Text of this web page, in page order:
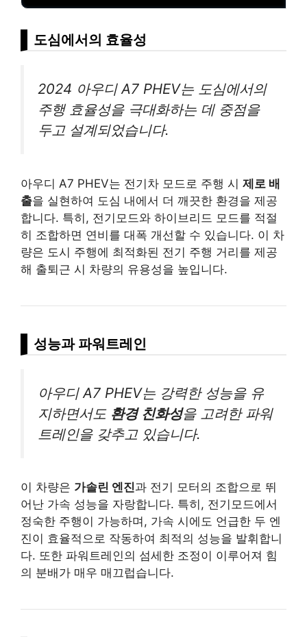
도심에서의 효율성
2024 아우디 A7 PHEV는 도심에서의
주행 효율성을 극대화하는 데 중점을
두고 설계되었습니다.
아우디 A7 PHEV는 전기차 모드로 주행 시 제로 배
출을 실현하여 도심 내에서 더 깨끗한 환경을 제공
합니다. 특히, 전기모드와 하이브리드 모드를 적절
히 조합하면 연비를 대폭 개선할 수 있습니다. 이 차
량은 도시 주행에 최적화된 전기 주행 거리를 제공
해 출퇴근 시 차량의 유용성을 높입니다.
성능과 파워트레인
아우디 A7 PHEV는 강력한 성능을 유
지하면서도 환경 친화성을 고려한 파워
트레인을 갖추고 있습니다.
이 차량은 가솔린 엔진과 전기 모터의 조합으로 뛰
어난 가속 성능을 자랑합니다. 특히, 전기모드에서
정숙한 주행이 가능하며, 가속 시에도 언급한 두 엔
진이 효율적으로 작동하여 최적의 성능을 발휘합니
다. 또한 파워트레인의 섬세한 조정이 이루어져 힘
의 분배가 매우 매끄럽습니다.